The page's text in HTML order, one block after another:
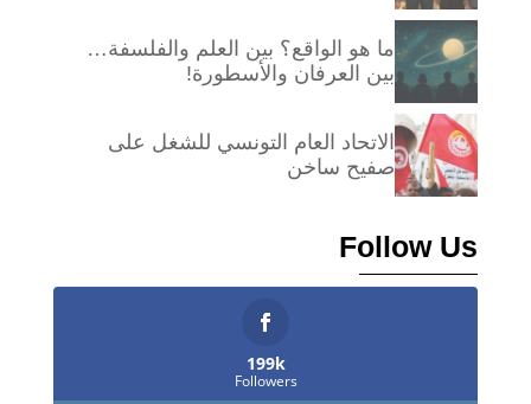
ما هو الواقع؟ بين العلم والفلسفة…
بين العرفان والأسطورة!
الاتحاد العام التونسي للشغل على
صفيح ساخن
Follow Us
199k
Followers